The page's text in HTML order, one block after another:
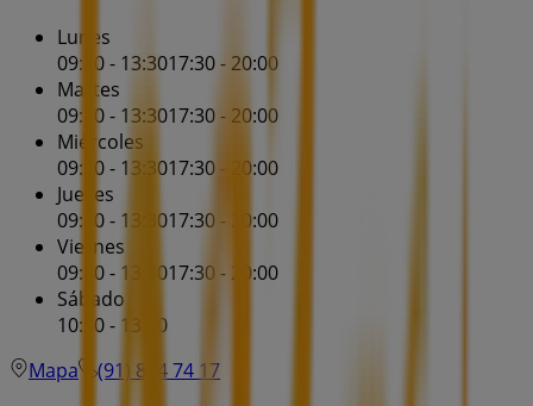
Lunes
09:30 - 13:3017:30 - 20:00
Martes
09:30 - 13:3017:30 - 20:00
Miércoles
09:30 - 13:3017:30 - 20:00
Jueves
09:30 - 13:3017:30 - 20:00
Viernes
09:30 - 13:3017:30 - 20:00
Sábado
10:30 - 13:00
Mapa
(91) 894 74 17